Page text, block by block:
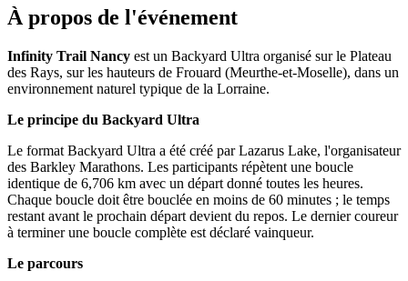
À propos de l'événement
Infinity Trail Nancy est un Backyard Ultra organisé sur le Plateau
des Rays, sur les hauteurs de Frouard (Meurthe-et-Moselle), dans un
environnement naturel typique de la Lorraine.
Le principe du Backyard Ultra
Le format Backyard Ultra a été créé par Lazarus Lake, l'organisateur
des Barkley Marathons. Les participants répètent une boucle
identique de 6,706 km avec un départ donné toutes les heures.
Chaque boucle doit être bouclée en moins de 60 minutes ; le temps
restant avant le prochain départ devient du repos. Le dernier coureur
à terminer une boucle complète est déclaré vainqueur.
Le parcours